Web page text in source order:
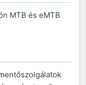
MTB és eMTB